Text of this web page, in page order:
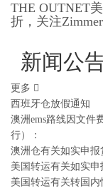
THE OUTNET
折，关注
新闻公
更多
西班牙仓放假通知
澳洲ems路线因文件
行）：
澳洲仓有关如实申报
美国转运有关如实
美国转运有关转国内